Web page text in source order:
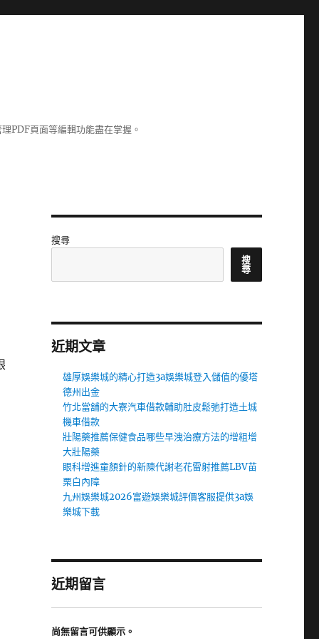
PDF頁面等編輯功能盡在掌握。
搜尋
搜
尋
近期文章
雄厚娛樂城的精心打造3a娛樂城登入儲值的優塔
德州出金
竹北當舖的大寮汽車借款輔助肚皮鬆弛打造土城
機車借款
壯陽藥推薦保健食品哪些早洩治療方法的增粗增
大壯陽藥
眼科增進童顏針的新陳代謝老花雷射推薦LBV苗
栗白內障
九州娛樂城2026富遊娛樂城評價客服提供3a娛
樂城下載
近期留言
尚無留言可供顯示。